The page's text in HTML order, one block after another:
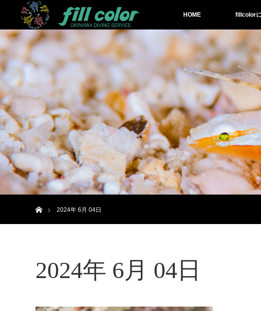
HOME fillcolor
2024年 6月 04日
2024年 6月 04日